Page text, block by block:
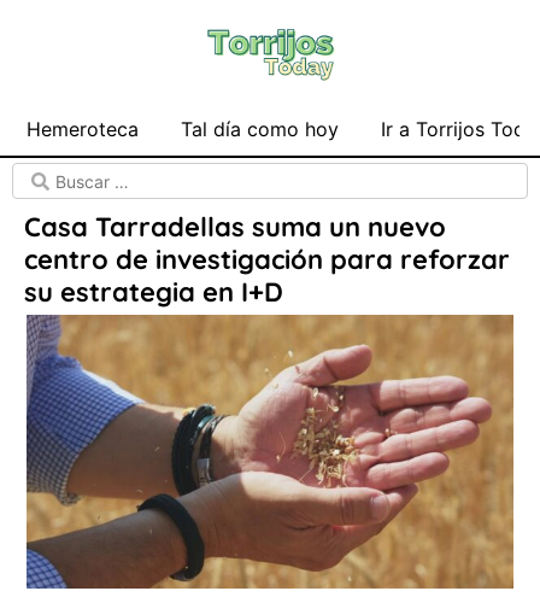
Hemeroteca Tal día como hoy Ir a Torrijos
Casa Tarradellas suma un nuevo
centro de investigación para reforzar
su estrategia en I+D